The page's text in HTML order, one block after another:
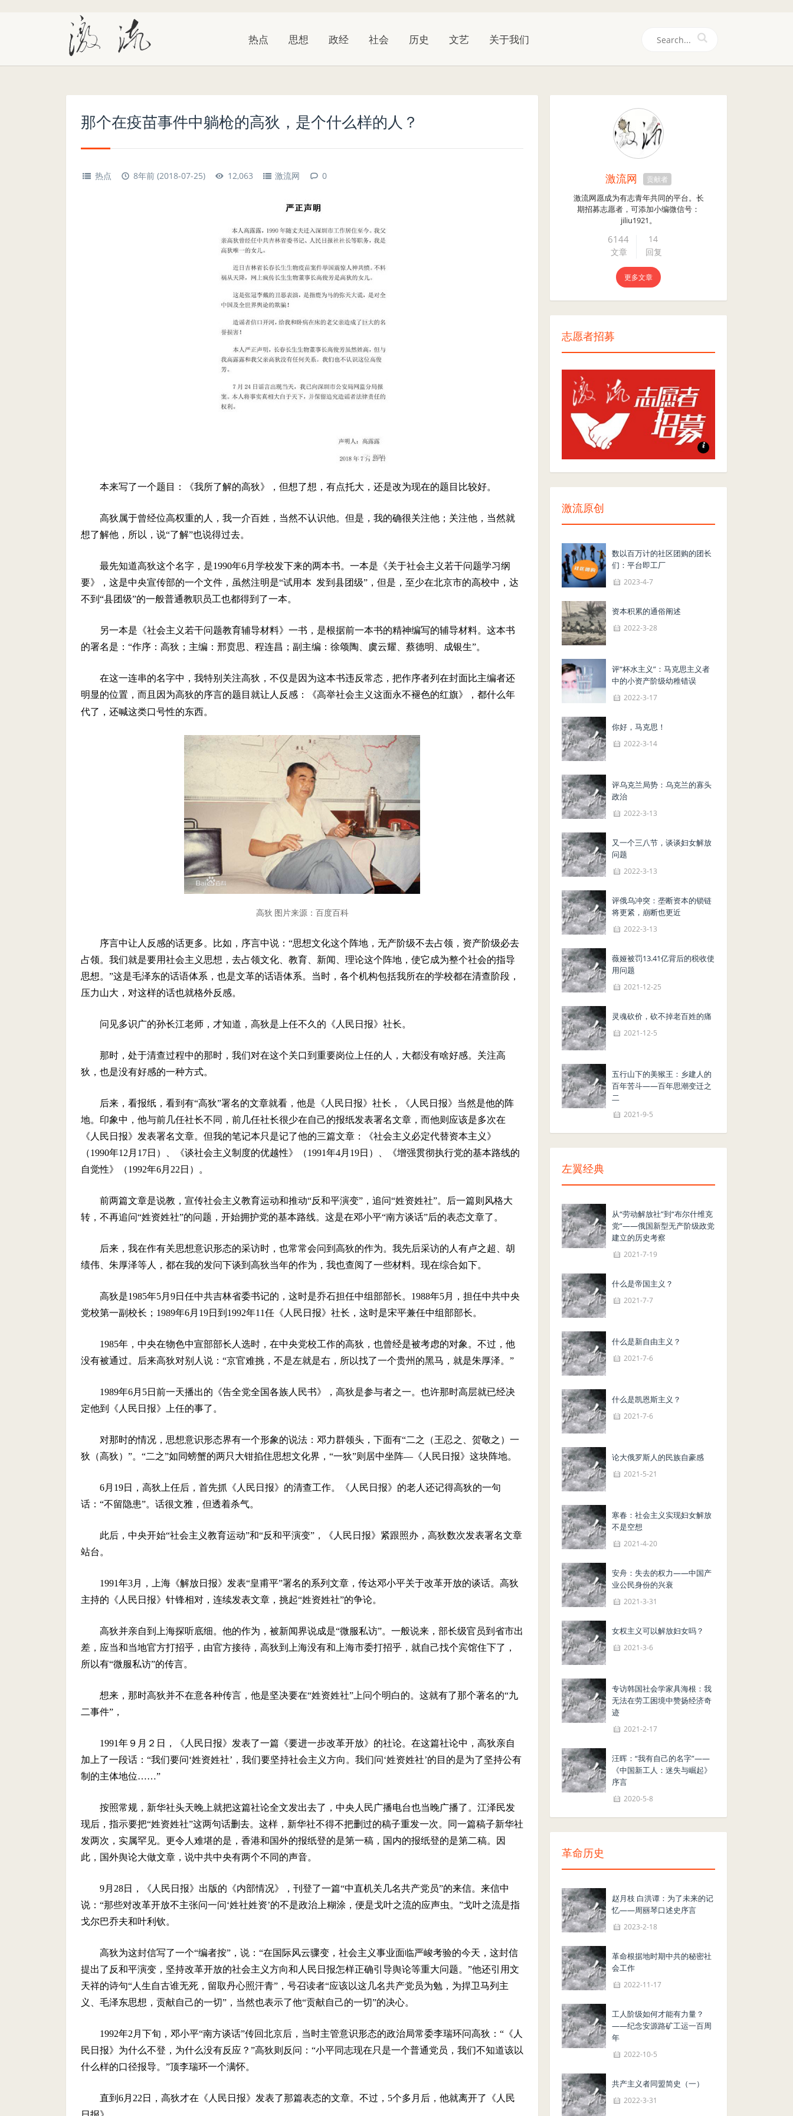
热点 思想 政经 社会 历史 文艺 关于我们
那个在疫苗事件中躺枪的高狄，是个什么样的人？
热点 8年前 (2018-07-25) 12,063 激流网 0
本来写了一个题目：《我所了解的高狄》，但想了想，有点托大，还是改为现在的题目比较好。
高狄属于曾经位高权重的人，我一介百姓，当然不认识他。但是，我的确很关注他；关注他，当然就
想了解他，所以，说“了解”也说得过去。
最先知道高狄这个名字，是1990年6月学校发下来的两本书。一本是《关于社会主义若干问题学习纲
要》，这是中央宣传部的一个文件，虽然注明是“试用本 发到县团级”，但是，至少在北京市的高校中，达
不到“县团级”的一般普通教职员工也都得到了一本。
另一本是《社会主义若干问题教育辅导材料》一书，是根据前一本书的精神编写的辅导材料。这本书
的署名是：“作序：高狄；主编：邢贲思、程连昌；副主编：徐颂陶、虞云耀、蔡德明、成银生”。
在这一连串的名字中，我特别关注高狄，不仅是因为这本书违反常态，把作序者列在封面比主编者还
明显的位置，而且因为高狄的序言的题目就让人反感：《高举社会主义这面永不褪色的红旗》，都什么年
代了，还喊这类口号性的东西。
高狄 图片来源：百度百科
序言中让人反感的话更多。比如，序言中说：“思想文化这个阵地，无产阶级不去占领，资产阶级必去
占领。我们就是要用社会主义思想，去占领文化、教育、新闻、理论这个阵地，使它成为整个社会的指导
思想。”这是毛泽东的话语体系，也是文革的话语体系。当时，各个机构包括我所在的学校都在清查阶段，
压力山大，对这样的话也就格外反感。
问见多识广的孙长江老师，才知道，高狄是上任不久的《人民日报》社长。
那时，处于清查过程中的那时，我们对在这个关口到重要岗位上任的人，大都没有啥好感。关注高
狄，也是没有好感的一种方式。
后来，看报纸，看到有“高狄”署名的文章就看，他是《人民日报》社长，《人民日报》当然是他的阵
地。印象中，他与前几任社长不同，前几任社长很少在自己的报纸发表署名文章，而他则应该是多次在
《人民日报》发表署名文章。但我的笔记本只是记了他的三篇文章：《社会主义必定代替资本主义》
（1990年12月17日）、《谈社会主义制度的优越性》（1991年4月19日）、《增强贯彻执行党的基本路线的
自觉性》（1992年6月22日）。
前两篇文章是说教，宣传社会主义教育运动和推动“反和平演变”，追问“姓资姓社”。后一篇则风格大
转，不再追问“姓资姓社”的问题，开始拥护党的基本路线。这是在邓小平“南方谈话”后的表态文章了。
后来，我在作有关思想意识形态的采访时，也常常会问到高狄的作为。我先后采访的人有卢之超、胡
绩伟、朱厚泽等人，都在我的发问下谈到高狄当年的作为，我也查阅了一些材料。现在综合如下。
高狄是1985年5月9日任中共吉林省委书记的，这时是乔石担任中组部部长。1988年5月，担任中共中央
党校第一副校长；1989年6月19日到1992年11任《人民日报》社长，这时是宋平兼任中组部部长。
1985年，中央在物色中宣部部长人选时，在中央党校工作的高狄，也曾经是被考虑的对象。不过，他
没有被通过。后来高狄对别人说：“京官难挑，不是左就是右，所以找了一个贵州的黑马，就是朱厚泽。”
1989年6月5日前一天播出的《告全党全国各族人民书》，高狄是参与者之一。也许那时高层就已经决
定他到《人民日报》上任的事了。
对那时的情况，思想意识形态界有一个形象的说法：邓力群领头，下面有“二之（王忍之、贺敬之）一
狄（高狄）”。“二之”如同螃蟹的两只大钳掐住思想文化界，“一狄”则居中坐阵—《人民日报》这块阵地。
6月19日，高狄上任后，首先抓《人民日报》的清查工作。《人民日报》的老人还记得高狄的一句
话：“不留隐患”。话很文雅，但透着杀气。
此后，中央开始“社会主义教育运动”和“反和平演变”，《人民日报》紧跟照办，高狄数次发表署名文章
站台。
1991年3月，上海《解放日报》发表“皇甫平”署名的系列文章，传达邓小平关于改革开放的谈话。高狄
主持的《人民日报》针锋相对，连续发表文章，挑起“姓资姓社”的争论。
高狄并亲自到上海探听底细。他的作为，被新闻界说成是“微服私访”。一般说来，部长级官员到省市出
差，应当和当地官方打招乎，由官方接待，高狄到上海没有和上海市委打招乎，就自己找个宾馆住下了，
所以有“微服私访”的传言。
想来，那时高狄并不在意各种传言，他是坚决要在“姓资姓社”上问个明白的。这就有了那个著名的“九
二事件”，
1991年９月２日，《人民日报》发表了一篇《要进一步改革开放》的社论。在这篇社论中，高狄亲自
加上了一段话：“我们要问‘姓资姓社’，我们要坚持社会主义方向。我们问‘姓资姓社’的目的是为了坚持公有
制的主体地位……”
按照常规，新华社头天晚上就把这篇社论全文发出去了，中央人民广播电台也当晚广播了。江泽民发
现后，指示要把“姓资姓社”这两句话删去。这样，新华社不得不把删过的稿子重发一次。同一篇稿子新华社
发两次，实属罕见。更令人难堪的是，香港和国外的报纸登的是第一稿，国内的报纸登的是第二稿。因
此，国外舆论大做文章，说中共中央有两个不同的声音。
9月28日，《人民日报》出版的《内部情况》，刊登了一篇“中直机关几名共产党员”的来信。来信中
说：“那些对改革开放不主张问一问‘姓社姓资’的不是政治上糊涂，便是戈叶之流的应声虫。”戈叶之流是指
戈尔巴乔夫和叶利钦。
高狄为这封信写了一个“编者按”，说：“在国际风云骤变，社会主义事业面临严峻考验的今天，这封信
提出了反和平演变，坚持改革开放的社会主义方向和人民日报怎样正确引导舆论等重大问题。”他还引用文
天祥的诗句“人生自古谁无死，留取丹心照汗青”，号召读者“应该以这几名共产党员为勉，为捍卫马列主
义、毛泽东思想，贡献自己的一切”，当然也表示了他“贡献自己的一切”的决心。
1992年2月下旬，邓小平“南方谈话”传回北京后，当时主管意识形态的政治局常委李瑞环问高狄：“《人
民日报》为什么不登，为什么没有反应？”高狄则反问：“小平同志现在只是一个普通党员，我们不知道该以
什么样的口径报导。”顶李瑞环一个满怀。
直到6月22日，高狄才在《人民日报》发表了那篇表态的文章。不过，5个多月后，他就离开了《人民
激流网 贡献者
激流网愿成为有志青年共同的平台。长
期招募志愿者，可添加小编微信号：
jiliu1921。
6144
文章
14
回复
更多文章
志愿者招募
志愿者招募
激流原创
数以百万计的社区团购的团长
们：平台即工厂
2023-4-7
资本积累的通俗阐述
2022-3-28
评“杯水主义”：马克思主义者
中的小资产阶级幼稚错误
2022-3-17
你好，马克思！
2022-3-14
评乌克兰局势：乌克兰的寡头
政治
2022-3-13
又一个三八节，谈谈妇女解放
问题
2022-3-13
评俄乌冲突：垄断资本的锁链
将更紧，崩断也更近
2022-3-13
薇娅被罚13.41亿背后的税收使
用问题
2021-12-25
灵魂砍价，砍不掉老百姓的痛
2021-12-5
五行山下的美猴王：乡建人的
百年苦斗——百年思潮变迁之
二
2021-9-5
左翼经典
从“劳动解放社”到“布尔什维克
党”——俄国新型无产阶级政党
建立的历史考察
2021-7-19
什么是帝国主义？
2021-7-7
什么是新自由主义？
2021-7-6
什么是凯恩斯主义？
2021-7-6
论大俄罗斯人的民族自豪感
2021-5-21
寒春：社会主义实现妇女解放
不是空想
2021-4-20
安舟：失去的权力——中国产
业公民身份的兴衰
2021-3-31
女权主义可以解放妇女吗？
2021-3-6
专访韩国社会学家具海根：我
无法在劳工困境中赞扬经济奇
迹
2021-2-17
汪晖：“我有自己的名字”——
《中国新工人：迷失与崛起》
序言
2020-5-8
革命历史
赵月枝 白洪谭：为了未来的记
忆——周丽琴口述史序言
2023-2-18
革命根据地时期中共的秘密社
会工作
2022-11-17
工人阶级如何才能有力量？
——纪念安源路矿工运一百周
年
2022-10-5
共产主义者同盟简史（一）
2022-3-31